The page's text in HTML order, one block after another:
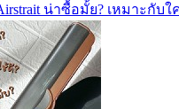
น่าซื้อมั้ย? เหมาะกับใ